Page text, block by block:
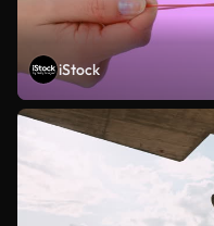
iStock